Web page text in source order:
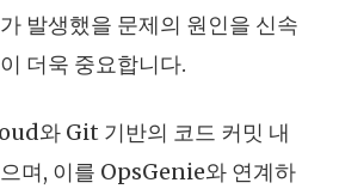
발생했을 문제의 원인을 신속
더욱 중요합니다.
와 Git 기반의 코드 커밋 내
며, 이를 OpsGenie와 연계하